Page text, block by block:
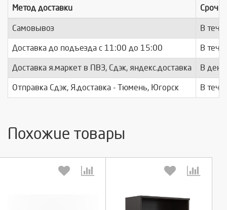
Метод доставки
Самовывоз В
Доставка до подъезда c 11:00 до 15:00 В
Доставка я.маркет в ПВЗ, Сдэк, яндекс.доставка В день
Отправка Сдэк, Я.доставка - Тюмень, Югорск В
Похожие товары